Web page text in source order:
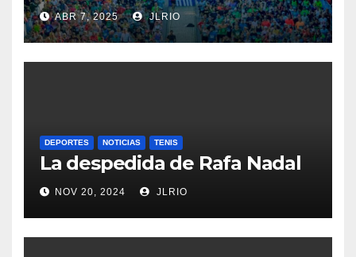
ABR 7, 2025 JLRIO
DEPORTES NOTICIAS TENIS
La despedida de Rafa Nadal
NOV 20, 2024 JLRIO